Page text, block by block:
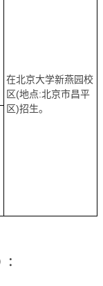
在北京大学新燕园校
区(地点:北京市昌平
区)招生。
：